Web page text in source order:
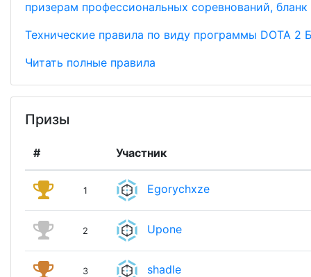
призерам профессиональных соревнований, бланк
Технические правила по виду программы DOTA 2
Читать полные правила
Призы
# Участник
1 Egorychxze
2 Upone
3 shadle